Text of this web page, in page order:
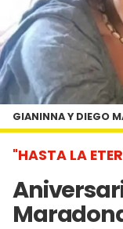
"HASTA LA
GIANINNA Y DIEGO